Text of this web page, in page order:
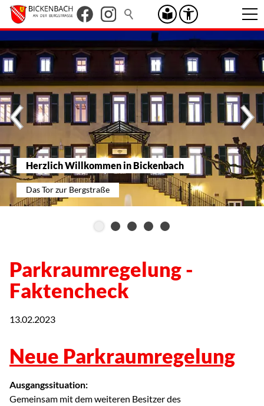
Herzlich Willkommen in Bickenbach
Das Tor zur Bergstraße
Parkraumregelung -
Faktencheck
13.02.2023
Neue Parkraumregelung
Ausgangssituation:
Gemeinsam mit dem weiteren Besitzer des